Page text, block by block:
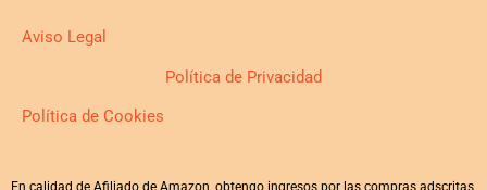
Aviso Legal
Política de Privacidad
Política de Cookies
En calidad de Afiliado de Amazon, obtengo ingresos por las compras adscritas